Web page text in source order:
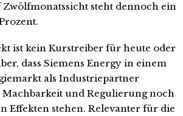
steht dennoch ein
ist kein Kurstreiber für heute oder
dass Siemens Energy in einem
als Industriepartner
und Regulierung noch
Effekten stehen. Relevanter für die